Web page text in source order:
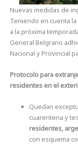
Nuevas medidas de
Teniendo en cuenta
a la próxima
General Belgrano
Nacional y Provincial
Protocolo para
residentes en el
Quedan
cuarentena y
residentes,
con esquema